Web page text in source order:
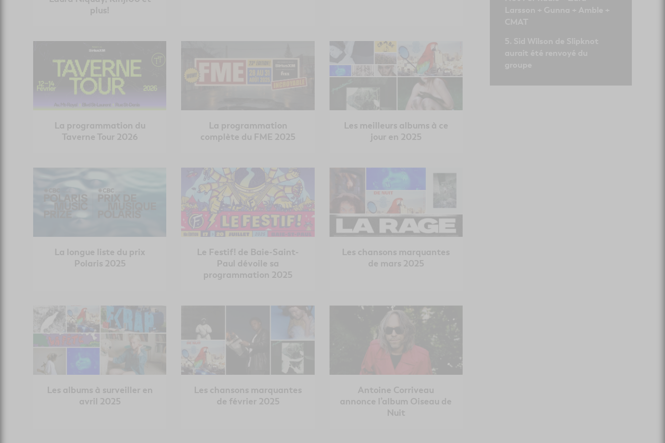
plus!
La programmation du
Taverne Tour 2026
La programmation
complète du FME 2025
Les meilleurs albums à ce
jour en 2025
La longue liste du prix
Polaris 2025
Le Festif! de Baie-Saint-
Paul dévoile sa
programmation 2025
Les chansons marquantes
de mars 2025
Les albums à surveiller en
avril 2025
Les chansons marquantes
de février 2025
Antoine Corriveau
annonce l’album Oiseau de
Nuit